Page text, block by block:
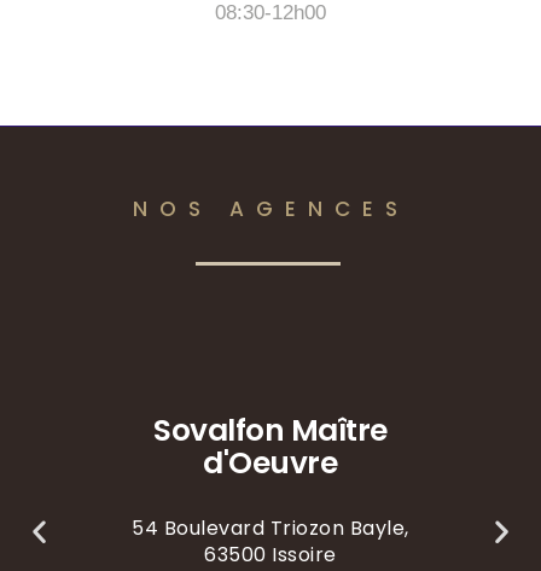
08:30-12h00
NOS AGENCES
Sovalfon Maître
d'Oeuvre
54 Boulevard Triozon Bayle,
63500 Issoire